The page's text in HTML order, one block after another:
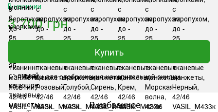
В наличии
3 700 грн
Купить
% Войтидля отображения накопительной скидки
В избранное